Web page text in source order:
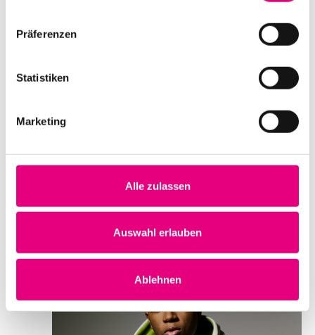
Präferenzen
Statistiken
Marketing
Alle zulassen
Auswahl erlauben
Ablehnen
There is Love
Samstag, 4. November 2023 ab 20:00
Christuskirche
Deutschland
7